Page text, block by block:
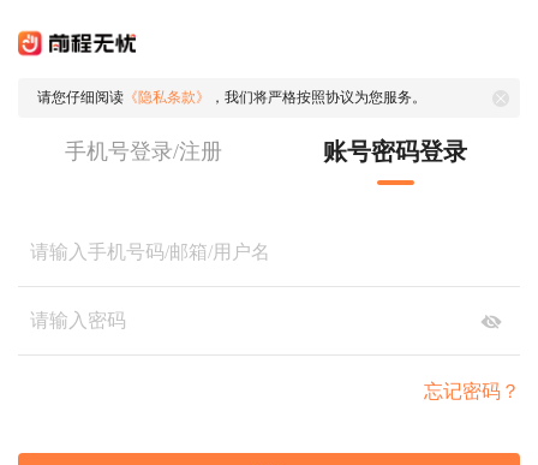
请您仔细阅读 《隐私条款》 ，我们将严格按照协议为您服务。
手机号登录/注册 账号密码登录
忘记密码？